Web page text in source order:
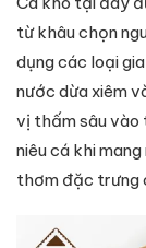
từ khâu chọn
dụng các loại
nước dừa xiêm
vị thấm sâu vào
niêu cá khi
thơm đặc trưng